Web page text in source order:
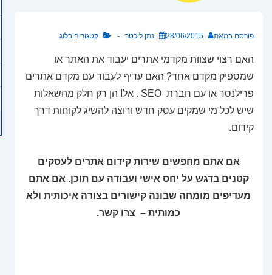
פורסם במאת 28/06/2015 נתן ליכטר קטגוריה בלוג
האם רצוי שצוות מקדמי אתרים יעבוד את האתר או
שמספיק מקדם אחד? האם עדיף לעבוד עם מקדם אתרים
פרילנסר או עם חברת SEO . אלI הן רק חלק מהשאלות
שיש לכל מי שמקים עסק חדש ורוצה להשיג לקוחות דרך
קידום.
אם אתם מחפשים שירות קידום אתרים לעסקים
קטנים בדגש על יחס אישי ועבודה עם תוכן. אם אתם
מעדיפים מומחה שבונה קישורים בצורה איכותית ולא
כמותית – צרו קשר.